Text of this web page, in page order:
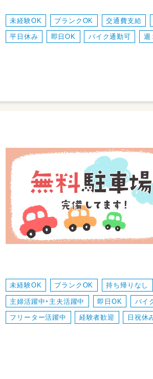
未経験OK ブランクOK 交通費支給
平日休み 即日OK バイク通勤可 週
未経験OK ブランクOK 持ち帰りなし
主婦活躍中・主夫活躍中 即日OK バイ
フリーター活躍中 経験者歓迎 日祝休